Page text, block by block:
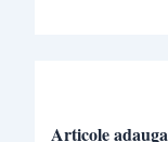
Articole